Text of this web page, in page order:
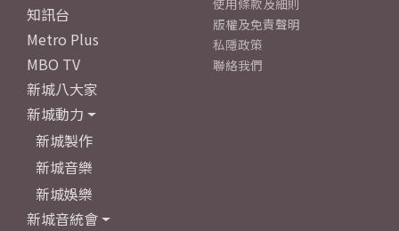
知訊台
Metro Plus
MBO TV
新城八大家
新城動力
新城製作
新城音樂
新城娛樂
新城音統會
使用條款及細則
版權及免責聲明
私隱政策
聯絡我們